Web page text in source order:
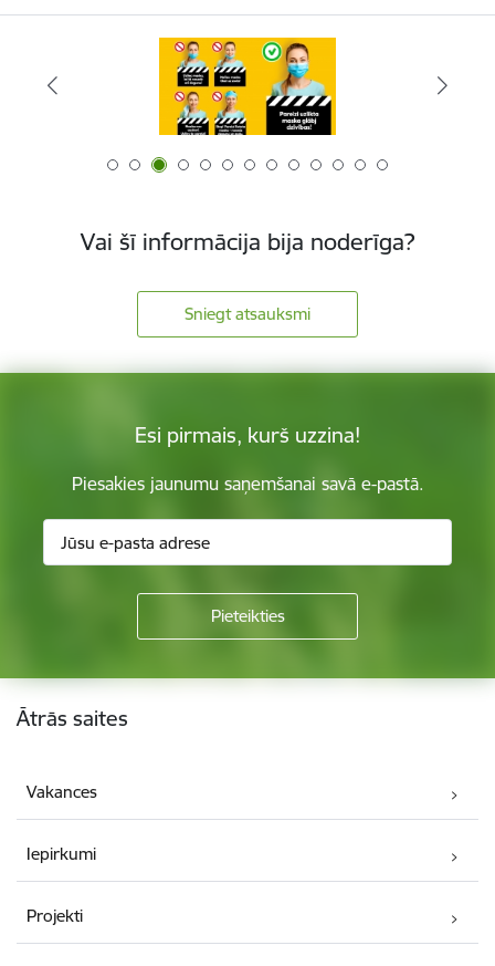
Vai šī informācija bija noderīga?
Sniegt atsauksmi
Esi pirmais, kurš uzzina!
Piesakies jaunumu saņemšanai savā e-pastā.
Kājene
Ātrās saites
Vakances
Iepirkumi
Projekti